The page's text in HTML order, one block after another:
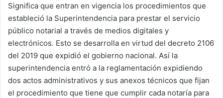
Significa que entran en vigencia los procedimientos que
estableció la Superintendencia para prestar el servicio
público notarial a través de medios digitales y
electrónicos. Esto se desarrolla en virtud del decreto 2106
del 2019 que expidió el gobierno nacional. Así la
superintendencia entró a la reglamentación expidiendo
dos actos administrativos y sus anexos técnicos que fijan
el procedimiento que tiene que cumplir cada notaría para